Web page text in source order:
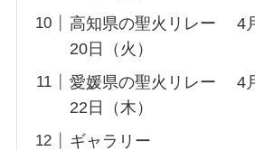
高知県の聖火リレー 4
20日（火）
愛媛県の聖火リレー 4
22日（木）
ギャラリー